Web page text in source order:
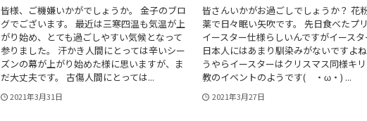
皆様、ご機嫌いかがでしょうか。 金子のブロ
グでございます。 最近は三寒四温も気温が上
がり始め、とても過ごしやすい気候となって
参りました。 汗かき人間にとっては辛いシー
ズンの幕が上がり始めた様に思いますが、ま
だ大丈夫です。 古傷人間にとっては...
2021年3月31日
皆さんいかがお過ごしでしょうか？ 花
薬で日々眠い矢吹です。 先日食べたプ
イースター仕様らしいんですがイースタ
日本人にはあまり馴染みがないですよ
うやらイースターはクリスマス同様キ
教のイベントのようです( ・ω・) ...
2021年3月27日